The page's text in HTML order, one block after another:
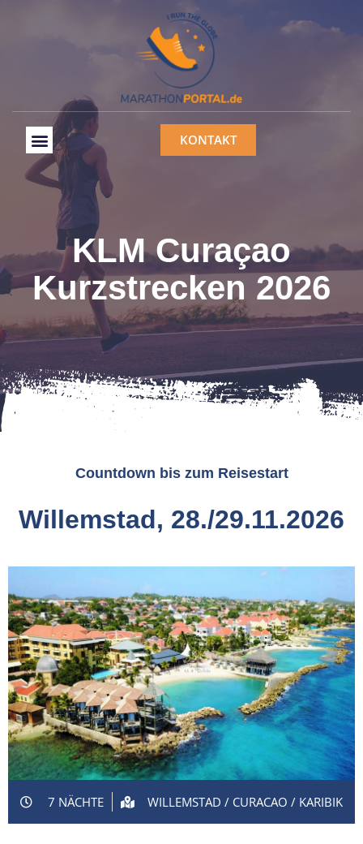
KONTAKT
KLM Curaçao
Kurzstrecken 2026
Countdown bis zum Reisestart
Willemstad, 28./29.11.2026
7 NÄCHTE WILLEMSTAD / CURACAO / KARIBIK